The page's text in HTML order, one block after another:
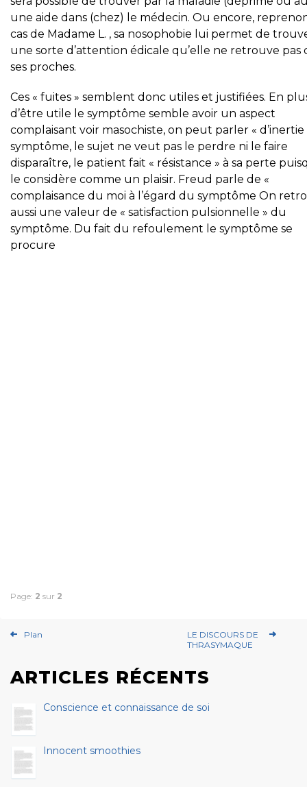
une aide dans (chez) le médecin. Ou encore,
cas de Madame L. , sa nosophobie lui permet de
une sorte d’attention édicale qu’elle ne retrouve pas
ses proches.
Ces « fuites » semblent donc utiles et justifiées. En
d’être utile le symptôme semble avoir un aspect
complaisant voir masochiste, on peut parler « d’inertie
symptôme, le sujet ne veut pas le perdre ni le faire
disparaître, le patient fait « résistance » à sa perte
le considère comme un plaisir. Freud parle de «
complaisance du moi à l’égard du symptôme On
aussi une valeur de « satisfaction pulsionnelle » du
symptôme. Du fait du refoulement le symptôme se
procure
Page: 2 sur 2
Plan
LE DISCOURS DE
THRASYMAQUE
ARTICLES RÉCENTS
Conscience et connaissance de soi
Innocent smoothies